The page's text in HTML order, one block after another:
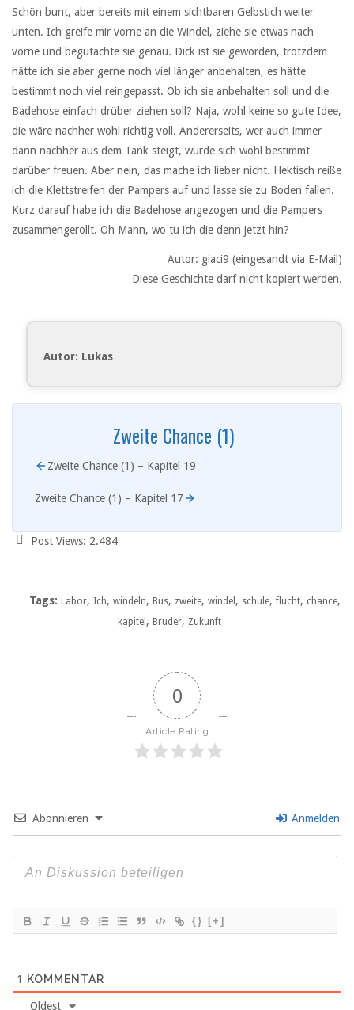
Schön bunt, aber bereits mit einem sichtbaren Gelbstich weiter
unten. Ich greife mir vorne an die Windel, ziehe sie etwas nach
vorne und begutachte sie genau. Dick ist sie geworden, trotzdem
hätte ich sie aber gerne noch viel länger anbehalten, es hätte
bestimmt noch viel reingepasst. Ob ich sie anbehalten soll und die
Badehose einfach drüber ziehen soll? Naja, wohl keine so gute Idee,
die wäre nachher wohl richtig voll. Andererseits, wer auch immer
dann nachher aus dem Tank steigt, würde sich wohl bestimmt
darüber freuen. Aber nein, das mache ich lieber nicht. Hektisch reiße
ich die Klettstreifen der Pampers auf und lasse sie zu Boden fallen.
Kurz darauf habe ich die Badehose angezogen und die Pampers
zusammengerollt. Oh Mann, wo tu ich die denn jetzt hin?
Autor: giaci9 (eingesandt via E-Mail)
Diese Geschichte darf nicht kopiert werden.
Autor: Lukas
Zweite Chance (1)
Zweite Chance (1) – Kapitel 19
Zweite Chance (1) – Kapitel 17
Post Views: 2.484
Tags: Labor, Ich, windeln, Bus, zweite, windel , schule,flucht, chance,
kapitel , Bruder, Zukunft
0
Article Rating
Abonnieren Anmelden
{} [+]
1 KOMMENTAR
Oldest